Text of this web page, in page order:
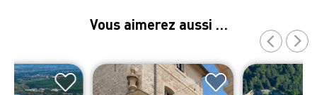
Vous aimerez aussi …